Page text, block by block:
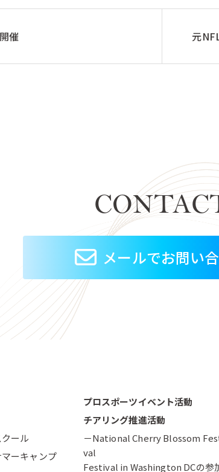
催 元
メールでお問い
ール
ーキャンプ
プロスポーツイベント活動
チアリング推進活動
－National Cherry Blossom
val
Festival in Washington DCの参